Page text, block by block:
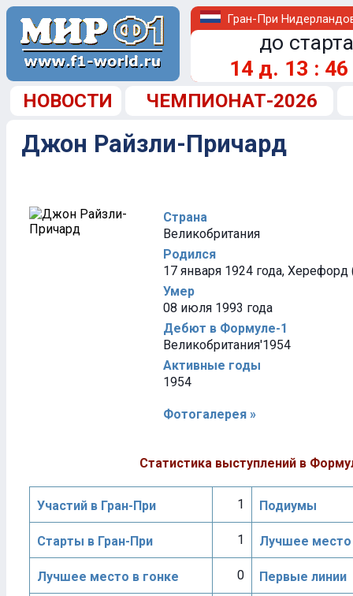
Гран-При
до
14 д. 13 : 46
НОВОСТИ ЧЕМПИОНАТ-2026
Джон Райзли-Причард
Страна
Великобритания
Родился
17 января 1924 года, Херефорд
Умер
08 июля 1993 года
Дебют в Формуле-1
Великобритания'1954
Активные годы
1954
Фотогалерея »
Статистика выступлений в
Участий в Гран-При 1 Подиумы
Старты в Гран-При 1 Лучшее место
Лучшее место в гонке 0 Первые линии